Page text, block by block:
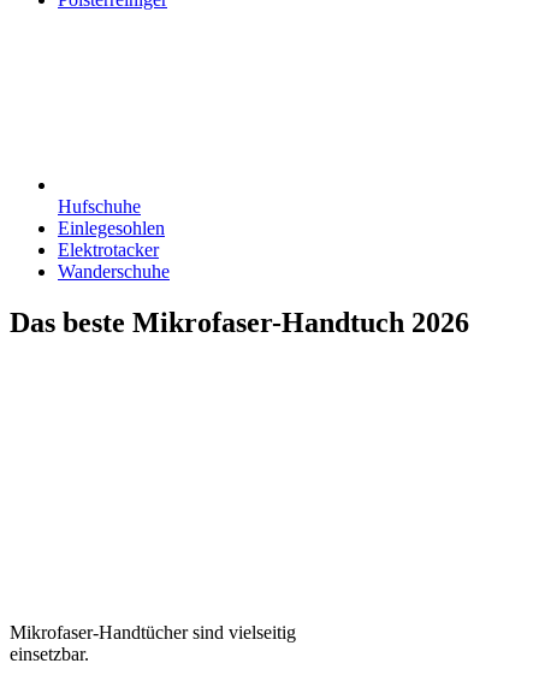
Hufschuhe
Einlegesohlen
Elektrotacker
Wanderschuhe
Das beste Mikrofaser-Handtuch 2026
Mikrofaser-Handtücher sind vielseitig
einsetzbar.